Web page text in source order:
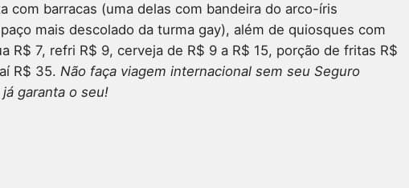
com barracas (uma delas com bandeira do arco-íris
mais descolado da turma gay), além de quiosques com
R$ 7, refri R$ 9, cerveja de R$ 9 a R$ 15, porção de fritas R$
R$ 35. Não faça viagem internacional sem seu Seguro
já garanta o seu!